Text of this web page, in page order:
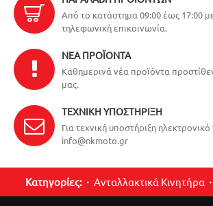
Από το κατάστημα 09:00 έως 17:00
τηλεφωνική επικοινωνία.
ΝΈΑ ΠΡΟΪΌΝΤΑ
Καθημερινά νέα προϊόντα
μας.
ΤΕΧΝΙΚΉ ΥΠΟΣΤΉΡΙΞΗ
Για τεχνική υποστήριξη
info@nkmoto.gr
Κατηγορίες: Ανταλλακτικά Κινητήρα